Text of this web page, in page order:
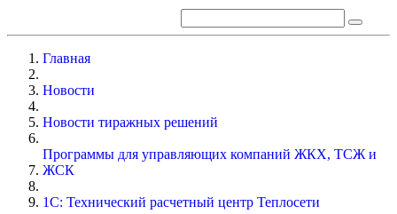
Главная
Новости
Новости тиражных решений
Программы для управляющих компаний ЖКХ, ТСЖ и
ЖСК
1С: Технический расчетный центр Теплосети